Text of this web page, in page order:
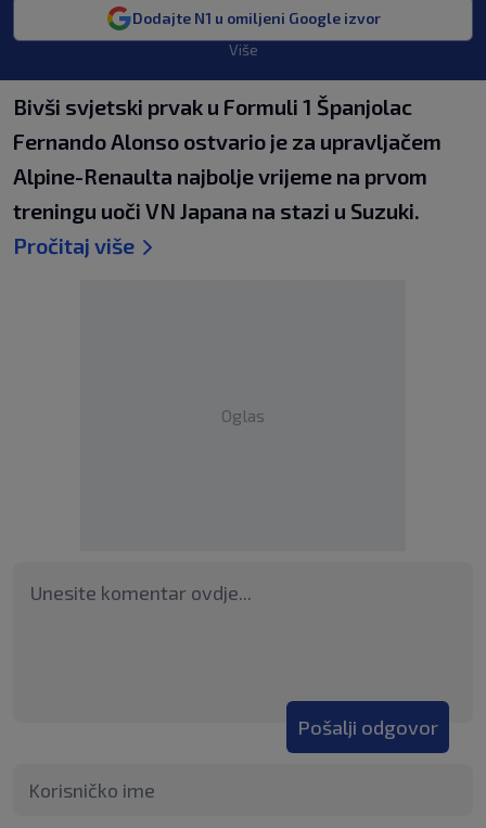
Dodajte N1 u omiljeni Google izvor
Više
Bivši svjetski prvak u Formuli 1 Španjolac
Fernando Alonso ostvario je za upravljačem
Alpine-Renaulta najbolje vrijeme na prvom
treningu uoči VN Japana na stazi u Suzuki.
Pročitaj više
Oglas
Pošalji odgovor